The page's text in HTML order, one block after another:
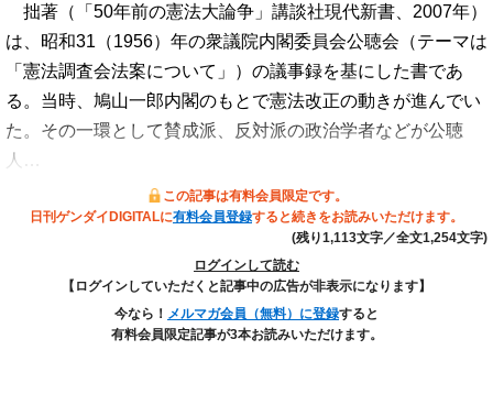
拙著（「50年前の憲法大論争」講談社現代新書、2007年）
は、昭和31（1956）年の衆議院内閣委員会公聴会（テーマは
「憲法調査会法案について」）の議事録を基にした書であ
る。当時、鳩山一郎内閣のもとで憲法改正の動きが進んでい
た。その一環として賛成派、反対派の政治学者などが公聴
人…
この記事は有料会員限定です。
日刊ゲンダイDIGITALに有料会員登録すると続きをお読みいただけます。
(残り1,113文字／全文1,254文字)
ログインして読む
【ログインしていただくと記事中の広告が非表示になります】
今なら！ メルマガ会員（無料）に登録すると
有料会員限定記事が3本お読みいただけます。